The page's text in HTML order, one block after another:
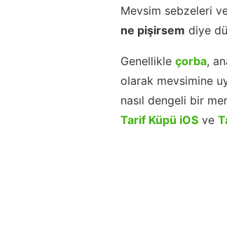
Mevsim sebzeleri
ne pişirsem diye
Genellikle çorba,
olarak mevsimine
nasıl dengeli bir
Tarif Küpü iOS ve